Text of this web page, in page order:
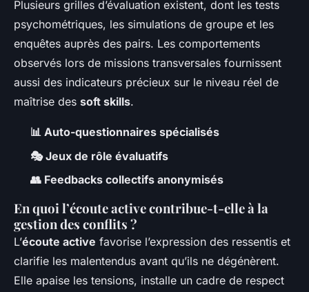
Plusieurs grilles d’évaluation existent, dont les tests
psychométriques, les simulations de groupe et les
enquêtes auprès des pairs. Les comportements
observés lors de missions transversales fournissent
aussi des indicateurs précieux sur le niveau réel de
maîtrise des soft skills.
📊 Auto-questionnaires spécialisés
🎭 Jeux de rôle évaluatifs
👥 Feedbacks collectifs anonymisés
En quoi l’écoute active contribue-t-elle à la
gestion des conflits ?
L’écoute active favorise l’expression des ressentis et
clarifie les malentendus avant qu’ils ne dégénèrent.
Elle apaise les tensions, installe un cadre de respect